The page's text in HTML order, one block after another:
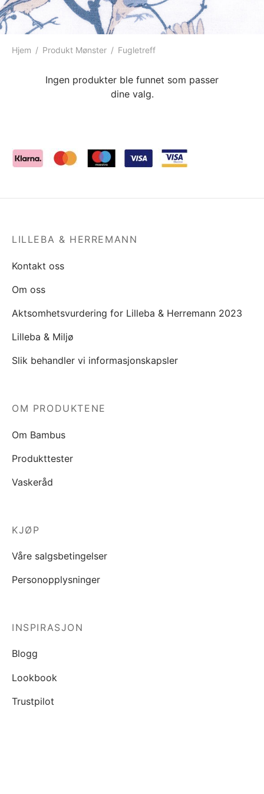
Hjem / Produkt Mønster / Fugletreff
Ingen produkter ble funnet som passer
dine valg.
LILLEBA & HERREMANN
Kontakt oss
Om oss
Aktsomhetsvurdering for Lilleba & Herremann 2023
Lilleba & Miljø
Slik behandler vi informasjonskapsler
OM PRODUKTENE
Om Bambus
Produkttester
Vaskeråd
KJØP
Våre salgsbetingelser
Personopplysninger
INSPIRASJON
Blogg
Lookbook
Trustpilot
teppe